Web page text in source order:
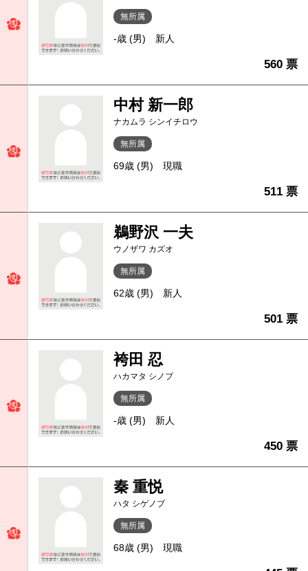
無所属
-歳 (男) 新人
560 票
中村 新一郎
ナカムラ シンイチロウ
無所属
69歳 (男) 現職
511 票
鵜野沢 一夫
ウノザワ カズオ
無所属
62歳 (男) 新人
501 票
袴田 忍
ハカマタ シノブ
無所属
-歳 (男) 新人
450 票
秦 重悦
ハタ シゲノブ
無所属
68歳 (男) 現職